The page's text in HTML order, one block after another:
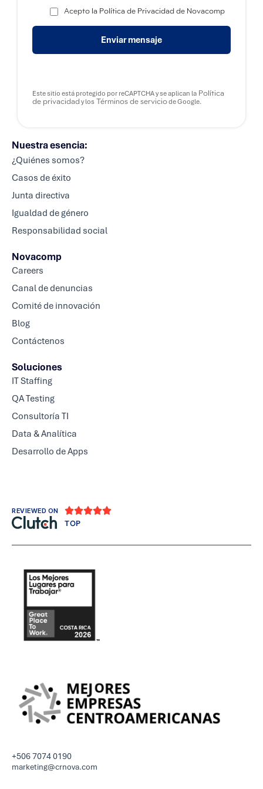
Acepto la Política de Privacidad de Novacomp
Enviar mensaje
Este sitio está protegido por reCAPTCHA y se aplican la Política
de privacidad y los Términos de serviciode Google.
Nuestra esencia:
¿Quiénes somos?
Casos de éxito
Junta directiva
Igualdad de género
Responsabilidad social
Novacomp
Careers
Canal de denuncias
Comité de innovación
Blog
Contáctenos
Soluciones
IT Staffing
QA Testing
Consultoría TI
Data & Analítica
Desarrollo de Apps
REVIEWED ON 
TOP
+506 7074 0190
marketing@crnova.com